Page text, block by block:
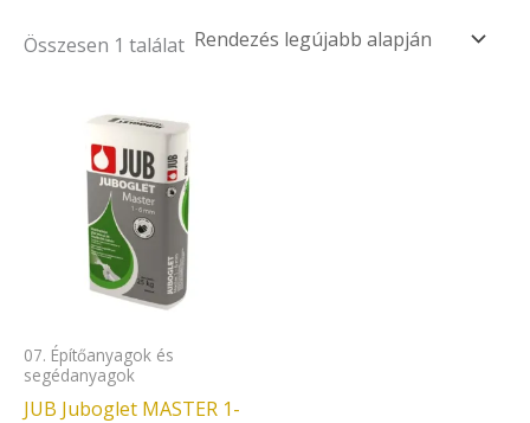
Összesen 1 találat
07. Építőanyagok és
segédanyagok
JUB Juboglet MASTER 1-